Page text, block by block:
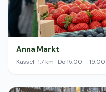
Anna Markt
Kassel · 1.7 km · Do 15:00 – 19:00